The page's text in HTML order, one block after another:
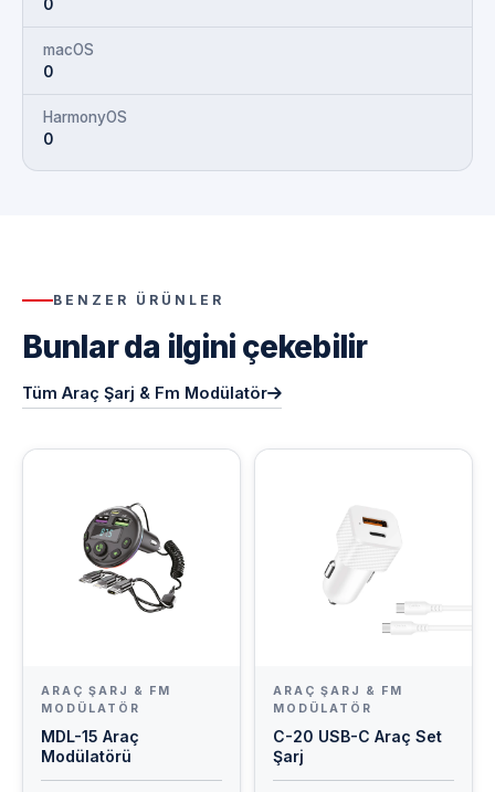
0
macOS
0
HarmonyOS
0
BENZER ÜRÜNLER
Bunlar da ilgini çekebilir
Tüm Araç Şarj & Fm Modülatör
ARAÇ ŞARJ & FM
MODÜLATÖR
MDL-15 Araç
Modülatörü
ARAÇ ŞARJ & FM
MODÜLATÖR
C-20 USB-C Araç Set
Şarj